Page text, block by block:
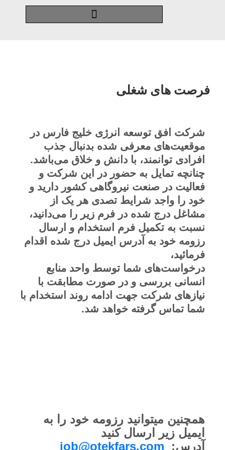
فرصت های شغلی
شرکت افق توسعه انرژی خلیج فارس در
موقعیت‌های معرفی شده بدنبال جذب
افرادی توانمند، با دانش و خلاق می‌باشد.
چنانچه تمایل به حضور در این شرکت و
فعالیت در صنعت نیروگاهی کشور دارید و
خود را واجد شرایط تصدی هر یک از
مشاغل درج شده در فرم زیر را می‌دانید،
نسبت به تکمیل فرم استخدام و ارسال
رزومه خود به آدرس ایمیل درج شده اقدام
فرمائید،
درخواست‌های شما توسط واحد منابع
انسانی بررسی و در صورت مطابقت با
نیازهای شرکت جهت ادامه روند استخدام با
شما تماس گرفته خواهد شد.
همچنین میتوانید رزومه خود را به
ایمیل زیر ارسال کنید
آدرس: job@otekfars.com